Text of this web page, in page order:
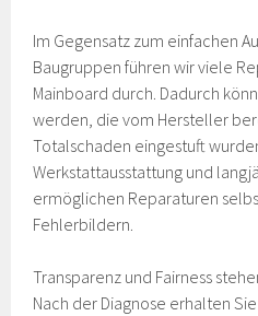
Im Gegensatz zum einfachen
Baugruppen führen wir viele
Mainboard durch. Dadurch
werden, die vom Hersteller
Totalschaden eingestuft
Werkstattausstattung und
ermöglichen Reparaturen
Fehlerbildern.
Transparenz und Fairness
Nach der Diagnose erhalten